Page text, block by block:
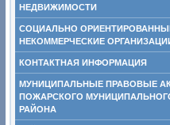
НЕДВИЖИМОСТИ
СОЦИАЛЬНО
НЕКОММЕРЧЕСКИЕ
КОНТАКТНАЯ ИНФОРМАЦИЯ
МУНИЦИПАЛЬНЫЕ ПРАВОВЫЕ
ПОЖАРСКОГО
РАЙОНА